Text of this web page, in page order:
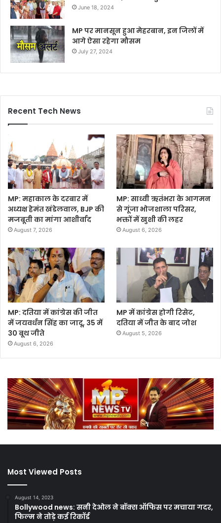
June 18, 2024
MP पर मानसून हुआ मेहरबान, इन जिलों में
आगे ऐसा रहेगा मौसम
July 27, 2024
Recent Tech News
MP: महाकाल के दरबार में
अध्यक्ष हेमंत खंडेलवाल, BJP की
मजबूती का मांगा आशीर्वाद
August 7, 2026
MP: साध्वी ऋतंभरा के आगमन
से गूंजा भोजशाला परिसर,
भक्तों में खुशी की लहर
August 6, 2026
MP: दतिया में कांग्रेस की जीत
में जयवर्धन सिंह का जादू, 35 में
30 बूथ जीते
August 6, 2026
MP में कांग्रेस होगी रिसेट,
दतिया में जीत के बाद जोश
August 5, 2026
Most Viewed Posts
August 14, 2023
Bollywood news: सनी देओल ने बॉक्स ऑफिस पर मचाया गदर,
फिल्म ने तोड़े कई रिकॉर्ड